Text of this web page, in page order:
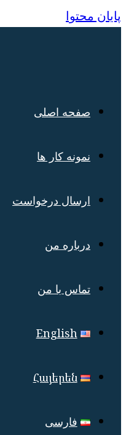
پایان محتوا
صفحه اصلی
نمونه کار ها
ارسال درخواست
درباره من
تماس با من
English
Հայերեն
فارسی